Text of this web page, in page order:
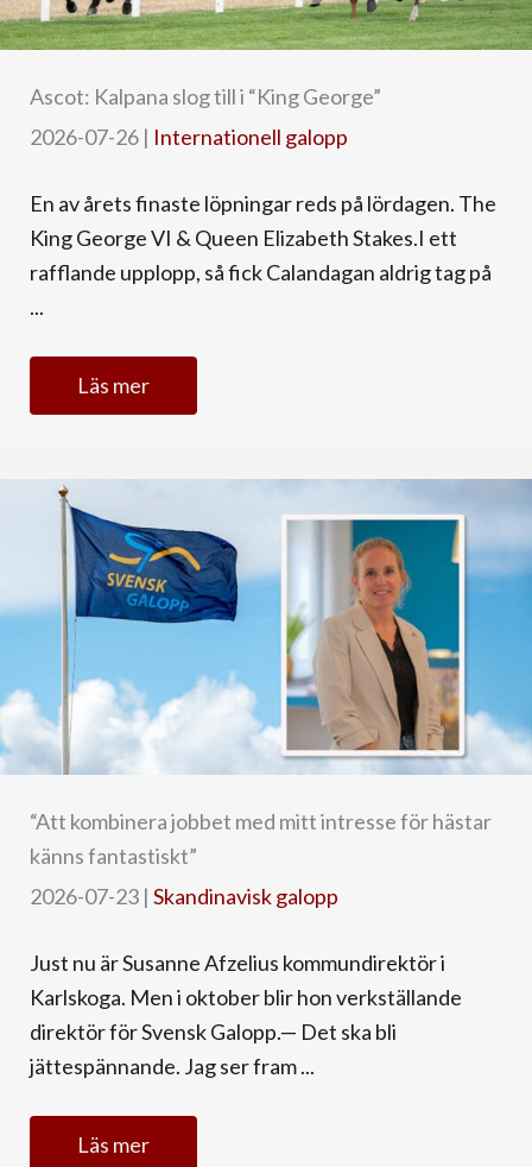
Ascot: Kalpana slog till i “King George”
2026-07-26 | Internationell galopp
En av årets finaste löpningar reds på lördagen. The
King George VI & Queen Elizabeth Stakes.I ett
rafflande upplopp, så fick Calandagan aldrig tag på
...
Läs mer
“Att kombinera jobbet med mitt intresse för hästar
känns fantastiskt”
2026-07-23 | Skandinavisk galopp
Just nu är Susanne Afzelius kommundirektör i
Karlskoga. Men i oktober blir hon verkställande
direktör för Svensk Galopp.— Det ska bli
jättespännande. Jag ser fram ...
Läs mer